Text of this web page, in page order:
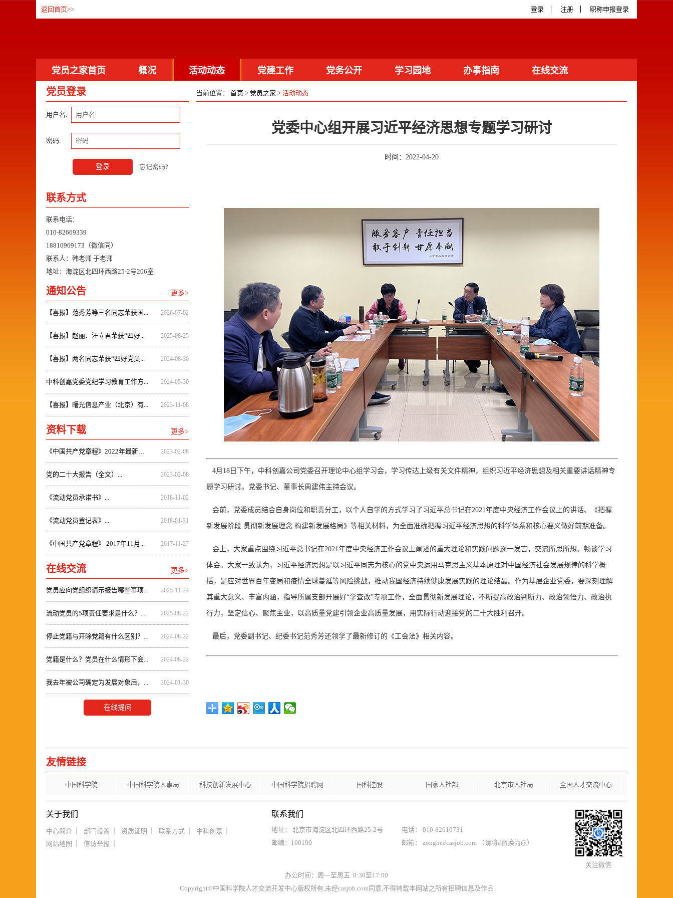
返回首页>> 登录 注册 职称申报登录
党员之家首页 概况 活动动态 党建工作 党务公开 学习园地 办事指南 在线交流
联系方式 资料下载 活动图片
当前位置： 首页 > 党员之家 > 活动动态
党委中心组开展习近平经济思想专题学习研讨
时间： 2022-04-20
4月18日下午，中科创嘉公司党委召开理论中心组学习会，学习传达上级有关文件精神，组织习近平经济思想及相关重要讲话精神专
题学习研讨。党委书记、董事长周建伟主持会议。
会前，党委成员结合自身岗位和职责分工，以个人自学的方式学习了习近平总书记在2021年度中央经济工作会议上的讲话、《把握
新发展阶段 贯彻新发展理念 构建新发展格局》等相关材料，为全面准确把握习近平经济思想的科学体系和核心要义做好前期准备。
会上，大家重点围绕习近平总书记在2021年度中央经济工作会议上阐述的重大理论和实践问题逐一发言，交流所思所想、畅谈学习
体会。大家一致认为，习近平经济思想是以习近平同志为核心的党中央运用马克思主义基本原理对中国经济社会发展规律的科学概
括，是应对世界百年变局和疫情全球蔓延等风险挑战，推动我国经济持续健康发展实践的理论结晶。作为基层企业党委，要深刻理解
其重大意义、丰富内涵，指导所属支部开展好“学查改”专项工作，全面贯彻新发展理论，不断提高政治判断力、政治领悟力、政治执
行力，坚定信心、聚焦主业，以高质量党建引领企业高质量发展，用实际行动迎接党的二十大胜利召开。
最后，党委副书记、纪委书记范秀芳还领学了最新修订的《工会法》相关内容。
党员登录
用户名:
密码:
登录 忘记密码?
联系方式
联系电话：
010-82669339
18810969173（微信同）
联系人：韩老师 于老师
地址：海淀区北四环西路25-2号206室
通知公告 更多>
【喜报】范秀芳等三名同志荣获国... 2026-07-02
【喜报】赵丽、汪立君荣获“四好... 2025-08-25
【喜报】两名同志荣获“四好党员... 2024-08-30
中科创嘉党委党纪学习教育工作方... 2024-05-30
【喜报】曙光信息产业（北京）有... 2023-11-08
资料下载 更多>
《中国共产党章程》2022年最新修... 2023-02-08
党的二十大报告（全文）... 2023-02-08
《流动党员承诺书》... 2018-11-02
《流动党员登记表》... 2018-01-31
《中国共产党章程》 2017年11月... 2017-11-27
在线交流 更多>
党员应向党组织请示报告哪些事项... 2025-11-24
流动党员的5项责任要求是什么？... 2025-08-22
停止党籍与开除党籍有什么区别？... 2024-08-22
党籍是什么？党员在什么情形下会... 2024-08-22
我去年被公司确定为发展对象后，... 2024-01-30
在线提问
友情链接
中国科学院 中国科学院人事局 科技创新发展中心 中国科学院招聘网 国科控股 国家人社部 北京市人社局 全国人才交流中心
关于我们
中心简介 部门设置 资质证明 联系方式
中科创嘉
网站地图
信访举报
联系我们
地址： 北京市海淀区北四环西路25-2号
电话： 010-82610731
邮编：100190
邮箱： zonghe#casjob.com （请将#替换为@）
关注微信
办公时间：周一至周五 8:30至17:00
Copyright©中国科学院人才交流开发中心版权所有,未经casjob.com同意,不得转载本网站之所有招聘信息及作品